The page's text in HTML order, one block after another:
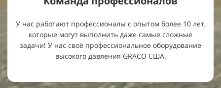
У нас работают профессионалы с опытом более 10 лет,
которые могут выполнить даже самые сложные
задачи! У нас своё профессиональное оборудование
высокого давления GRACO США.